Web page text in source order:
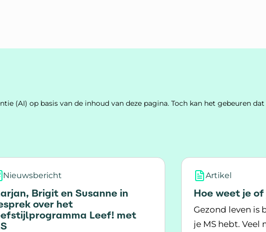
(AI) op basis van de inhoud van deze pagina. Toch kan het gebeuren
Nieuwsbericht
Brigit en Susanne in
over het
Leef! met
Artikel
Hoe weet je
Gezond leven is
je MS hebt. Veel